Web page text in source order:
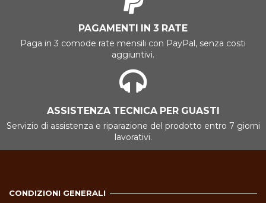
PAGAMENTI IN 3 RATE
Paga in 3 comode rate mensili con PayPal, senza costi
aggiuntivi.
ASSISTENZA TECNICA PER GUASTI
Servizio di assistenza e riparazione del prodotto entro 7 giorni
lavorativi.
CONDIZIONI GENERALI